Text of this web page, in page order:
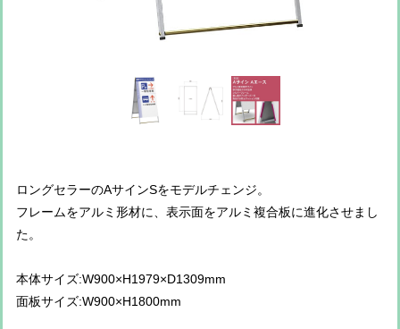
ロングセラーのAサインSをモデルチェンジ。
フレームをアルミ形材に、表示面をアルミ複合板に進化させまし
た。
本体サイズ:W900×H1979×D1309mm
面板サイズ:W900×H1800mm